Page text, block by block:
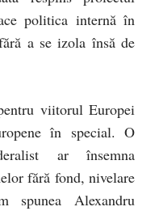
politica internă în
a se izola însă de
viitorul Europei
în special. O
ar însemna
fără fond, nivelare
spunea Alexandru